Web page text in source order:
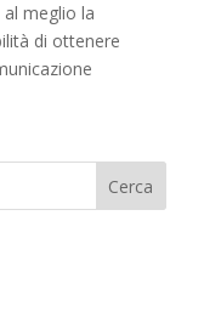
meglio la
di ottenere